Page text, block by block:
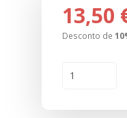
13,50
Desconto de 10